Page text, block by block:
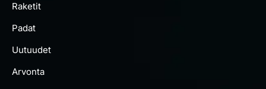
Raketit
Padat
Uutuudet
Arvonta